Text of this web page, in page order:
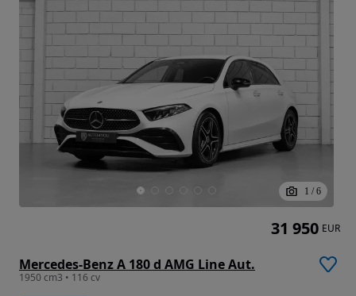
1 / 6
Mercedes-Benz A 180 d AMG Line Aut.
1950 cm3 • 116 cv
31 950 EUR